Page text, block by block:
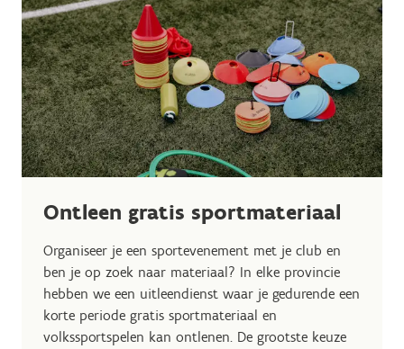
Ontleen gratis sportmateriaal
Organiseer je een sportevenement met je club en
ben je op zoek naar materiaal? In elke provincie
hebben we een uitleendienst waar je gedurende een
korte periode gratis sportmateriaal en
volkssportspelen kan ontlenen. De grootste keuze